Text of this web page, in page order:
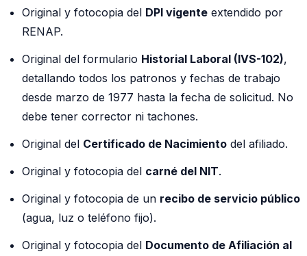
Original y fotocopia del DPI vigente extendido por
RENAP.
Original del formulario Historial Laboral (IVS-102),
detallando todos los patronos y fechas de trabajo
desde marzo de 1977 hasta la fecha de solicitud. No
debe tener corrector ni tachones.
Original del Certificado de Nacimiento del afiliado.
Original y fotocopia del carné del NIT.
Original y fotocopia de un recibo de servicio público
(agua, luz o teléfono fijo).
Original y fotocopia del Documento de Afiliación al